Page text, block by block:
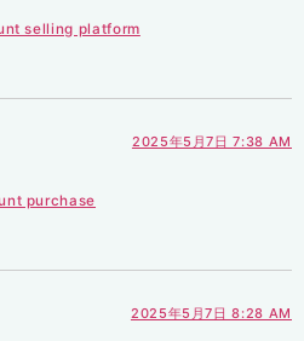
selling platform
2025年5月7日 7:38 AM
purchase
2025年5月7日 8:28 AM